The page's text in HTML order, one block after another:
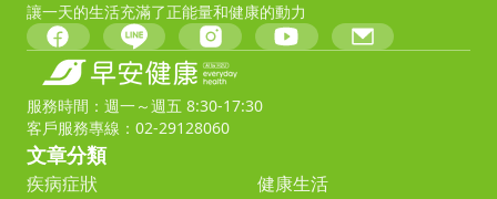
讓一天的生活充滿了正能量和健康的動力
服務時間：週一～週五 8:30-17:30
客戶服務專線：02-29128060
文章分類
疾病症狀
健康生活